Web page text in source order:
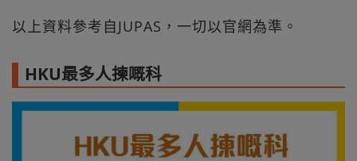
以上資料參考自JUPAS，一切以官網為準。
HKU最多人揀嘅科